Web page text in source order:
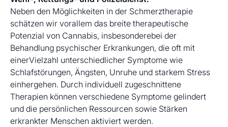
Neben den Möglichkeiten in der Schmerztherapie
schätzen wir vorallem das breite therapeutische
Potenzial von Cannabis, insbesonderebei der
Behandlung psychischer Erkrankungen, die oft mit
einerVielzahl unterschiedlicher Symptome wie
Schlafstörungen, Ängsten, Unruhe und starkem Stress
einhergehen. Durch individuell zugeschnittene
Therapien können verschiedene Symptome gelindert
und die persönlichen Ressourcen sowie Stärken
erkrankter Menschen aktiviert werden.